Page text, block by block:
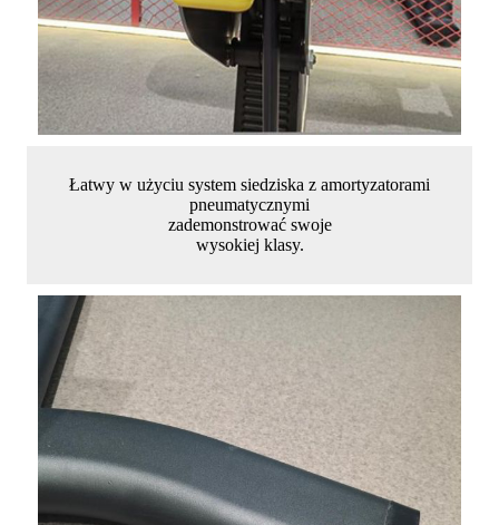
Łatwy w użyciu system siedziska z amortyzatorami
pneumatycznymi
zademonstrować swoje
wysokiej klasy.